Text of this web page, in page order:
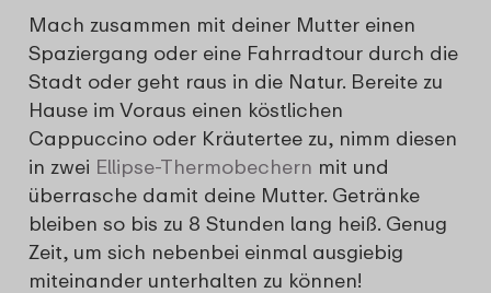
Mach zusammen mit deiner Mutter einen
Spaziergang oder eine Fahrradtour durch die
Stadt oder geht raus in die Natur. Bereite zu
Hause im Voraus einen köstlichen
Cappuccino oder Kräutertee zu, nimm diesen
in zwei Ellipse-Thermobechern mit und
überrasche damit deine Mutter. Getränke
bleiben so bis zu 8 Stunden lang heiß. Genug
Zeit, um sich nebenbei einmal ausgiebig
miteinander unterhalten zu können!